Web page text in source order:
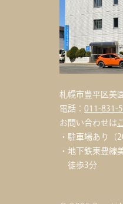
札幌市豊平区美
電話： 011-831-
お問い合わせは
駐車場あり（
地下鉄東豊線
徒歩3分